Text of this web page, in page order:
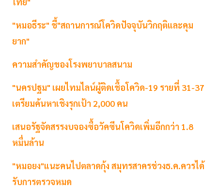
"หมอธีระ" ชี้"สถานการณ์โควิดปัจจุบันวิกฤติและคุม
ยาก"
ความสำคัญของโรงพยาบาลสนาม
"นครปฐม" เผยไทมไลน์ผู้ติดเชื้อโควิด-19 รายที่ 31-37
เตรียมค้นหาเชิงรุกเป้า 2,000 คน
เสนอรัฐจัดสรรงบจองซื้อวัคซีนโควิดเพิ่มอีกกว่า 1.8
หมื่นล้าน
"หมอยง"แนะคนไปตลาดกุ้ง สมุทรสาครช่วงธ.ค.ควรได้
รับการตรวจหมด